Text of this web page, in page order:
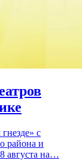
с
района и
августа на…